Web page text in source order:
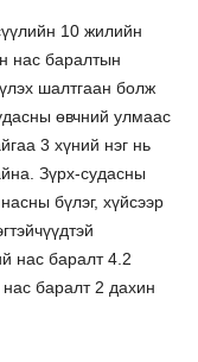
10 жилийн
нас баралтын
шалтгаан болж
өвчний улмаас
3 хүний нэг нь
Зүрх-судасны
бүлэг, хүйсээр
нас баралт 4.2
баралт 2 дахин